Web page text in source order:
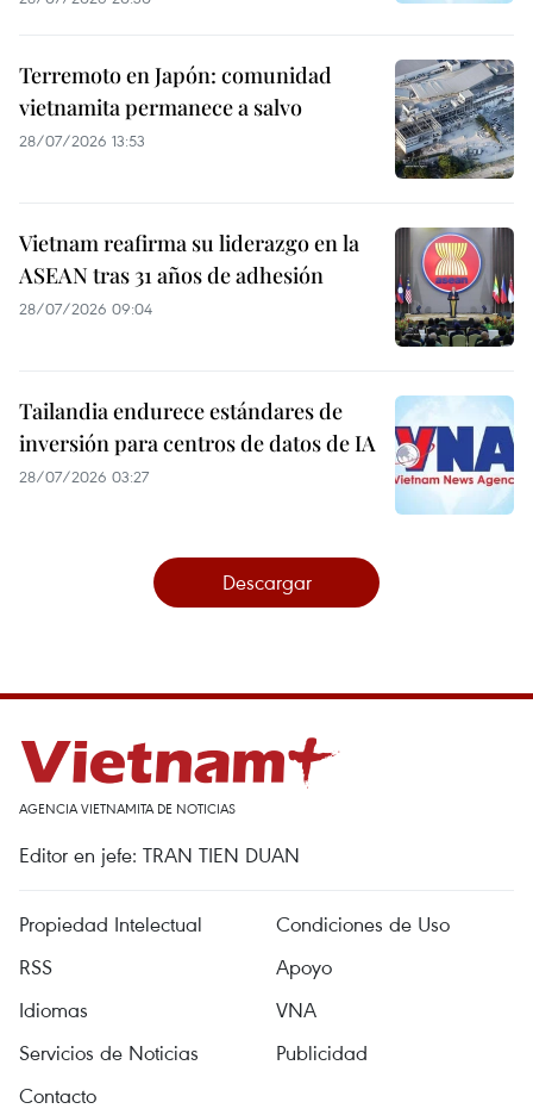
Terremoto en Japón: comunidad
vietnamita permanece a salvo
28/07/2026 13:53
Vietnam reafirma su liderazgo en la
ASEAN tras 31 años de adhesión
28/07/2026 09:04
Tailandia endurece estándares de
inversión para centros de datos de IA
28/07/2026 03:27
Descargar
AGENCIA VIETNAMITA DE NOTICIAS
Editor en jefe: TRAN TIEN DUAN
Propiedad Intelectual
Condiciones de Uso
RSS
Apoyo
Idiomas
VNA
Servicios de Noticias
Publicidad
Contacto